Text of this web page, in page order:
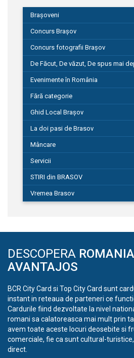
Brașoveni
Concurs Brașov
Concurs fotografii Brașov
De Făcut, De văzut, De spus mai
149
Evenimente în România
Fără categorie
Ghid Local Brașov
La doi pasi de Brasov
Mâncare
Servicii
STIRI din BRASOV
Vremea Brasov
DESCOPERA
AVANTAJOS
BCR City Card si Top City Card sunt
instant in reteaua de parteneri ce
Cardurile fiind dezvoltate la nivel
romani sa calatoreasca mai mult prin
avem toate aceste locuri deosebite si
comerciale, fie ca sunt cultural-
direct.